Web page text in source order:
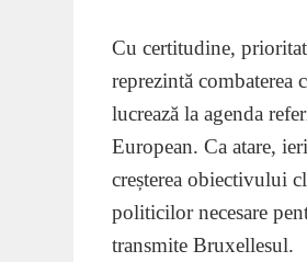
Cu certitudine,
reprezintă
lucrează la agenda
European. Ca atare,
creșterea obiectivului
politicilor necesare
transmite Bruxellesul.